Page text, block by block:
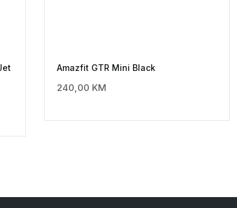
Amazfit GTR Mini Black
240,00 KM